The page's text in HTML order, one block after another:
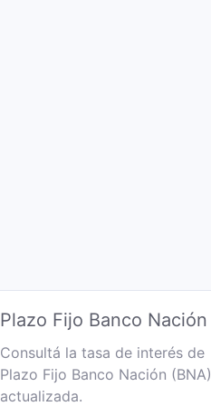
Plazo Fijo Banco Nación
Consultá la tasa de interés de
Plazo Fijo Banco Nación (BNA)
actualizada.